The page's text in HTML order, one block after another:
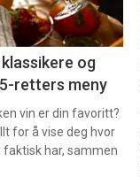
og
retters meny
vin er din favoritt?
for å vise deg hvor
faktisk har, sammen